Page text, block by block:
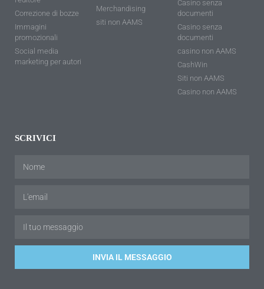
Correzione di bozze
Immagini
promozionali
Social media
marketing per autori
Merchandising
siti non AAMS
Casino senza
documenti
Casino senza
documenti
casino non AAMS
CashWin
Siti non AAMS
Casino non AAMS
SCRIVICI
INVIA IL MESSAGGIO